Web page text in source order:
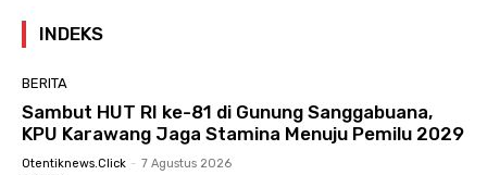
INDEKS
BERITA
Sambut HUT RI ke-81 di Gunung Sanggabuana,
KPU Karawang Jaga Stamina Menuju Pemilu 2029
Otentiknews.click - 7 Agustus 2026